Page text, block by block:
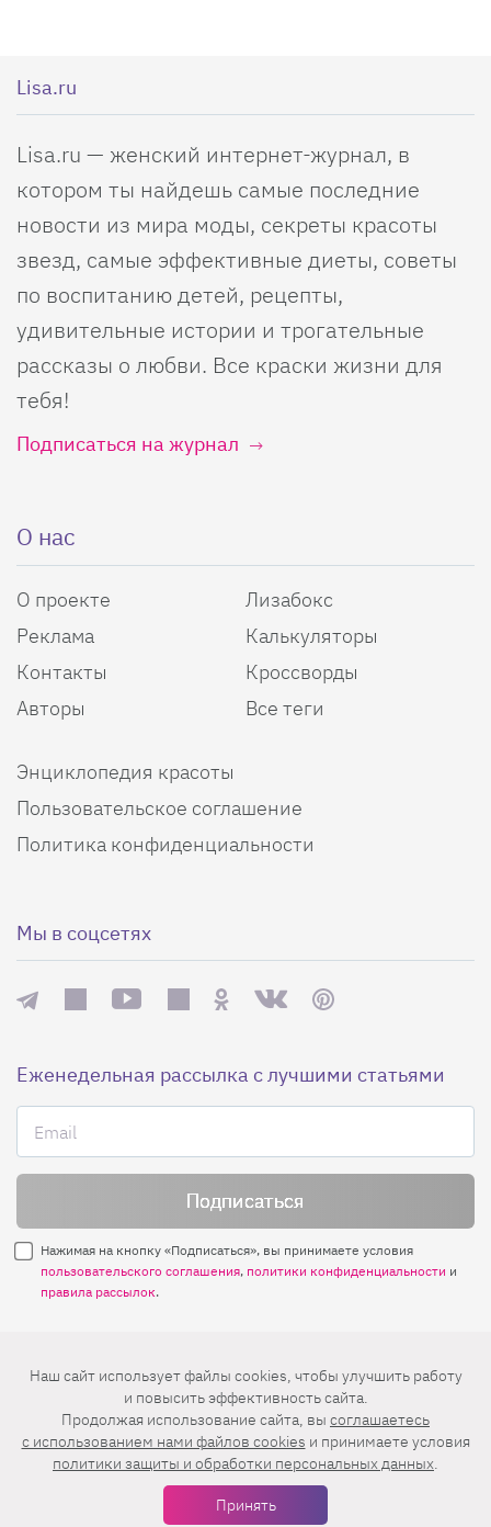
Lisa.ru
Lisa.ru — женский интернет-журнал, в
котором ты найдешь самые последние
новости из мира моды, секреты красоты
звезд, самые эффективные диеты, советы
по воспитанию детей, рецепты,
удивительные истории и трогательные
рассказы о любви. Все краски жизни для
тебя!
Подписаться на журнал
О нас
О проекте
Реклама
Контакты
Авторы
Лизабокс
Калькуляторы
Кроссворды
Все теги
Энциклопедия красоты
Пользовательское соглашение
Политика конфиденциальности
Мы в соцсетях
Еженедельная рассылка с лучшими статьями
Нажимая на кнопку «Подписаться», вы принимаете условия
пользовательского соглашения, политики конфиденциальности и
правила рассылок.
Нашли ошибку? Выделите ее и нажмите
© 2026 АО «БКМ», ОГРН 1027739494584, ИНН 7705056238
127018, Москва, ул. Полковая, д. 3, стр. 4, помещение I, комн. 23
16+
Дизайн сайта —Студия Евгения и Ольги Апрель
Иконки в меню —
Наш сайт использует файлы cookies, чтобы улучшить работу
и повысить эффективность сайта.
Продолжая использование сайта, вы соглашаетесь
c использованием нами файлов cookies и принимаете условия
политики защиты и обработки персональных данных.
Принять